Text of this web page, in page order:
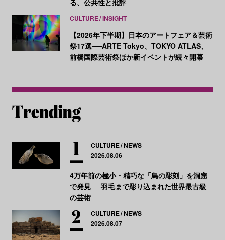
る、公共性と批評
CULTURE INSIGHT
【2026年下半期】日本のアートフェア＆芸術
祭17選──ARTE Tokyo、TOKYO ATLAS、
前橋国際芸術祭ほか新イベントが続々開幕
CULTURE NEWS
2026.08.06
4万年前の極小・精巧な「鳥の彫刻」を洞窟
で発見──羽毛まで彫り込まれた世界最古級
の芸術
CULTURE NEWS
2026.08.07